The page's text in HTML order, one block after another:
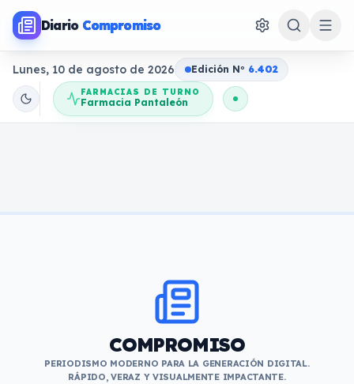
Diario Compromiso
Lunes, 10 de agosto de 2026 Edición No 6.402
FARMACIAS DE TURNO
Farmacia Pantaleón
COMPROMISO
PERIODISMO MODERNO PARA LA GENERACIÓN DIGITAL.
RÁPIDO, VERAZ Y VISUALMENTE IMPACTANTE.